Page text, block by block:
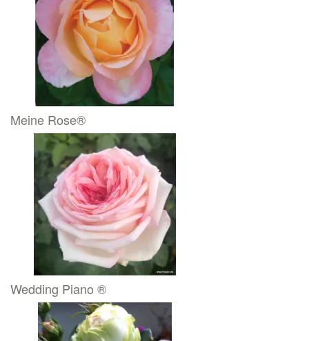
Meine Rose®
Wedding Piano ®